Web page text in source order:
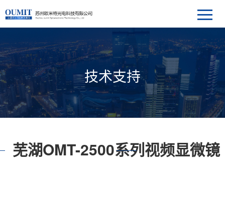
技术支持
芜湖OMT-2500系列视频显微镜